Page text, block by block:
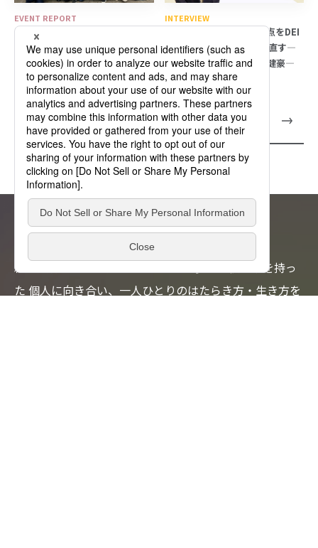
EVENT REPORT
はたらく未来 みんなでアップデ
ート！Tokyo Pride 2026
INTERVIEW
車いすバスケで培った視点をDEI
へ。構造の“不”を見つめ直す―
わたしとDEI（19）中井 健豪―
Touch! PERSOL
OUR GROUP MOVIE
総合人材サービスグループとして、多様な価値観を持っ
た 個人に向き合い、一人ひとりのはたらき方・生き方を